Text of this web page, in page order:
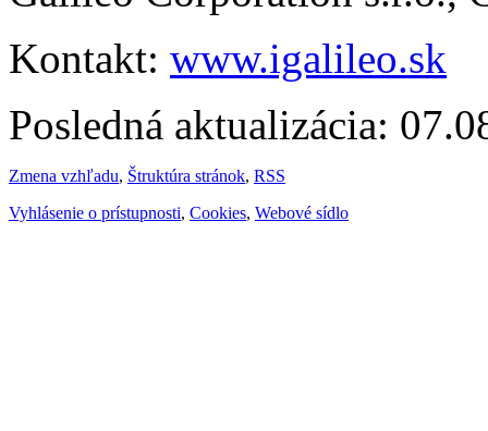
Kontakt: www.igalileo.sk
Posledná aktualizácia:
Zmena vzhľadu, Štruktúra stránok, RSS
Vyhlásenie o prístupnosti, Cookies, Webové sídlo